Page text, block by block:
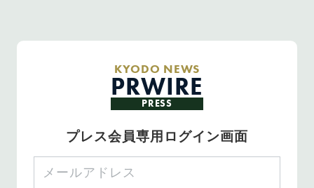
KYODO NEWS
PRWIRE
PRESS
プレス会員専用ログイン画面